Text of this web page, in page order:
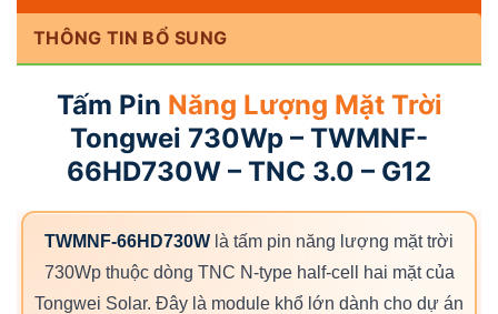
THÔNG TIN BỔ SUNG
Tấm Pin Năng Lượng Mặt Trời
Tongwei 730Wp – TWMNF-
66HD730W – TNC 3.0 – G12
TWMNF-66HD730W là tấm pin năng lượng mặt trời
730Wp thuộc dòng TNC N-type half-cell hai mặt của
Tongwei Solar. Đây là module khổ lớn dành cho dự án